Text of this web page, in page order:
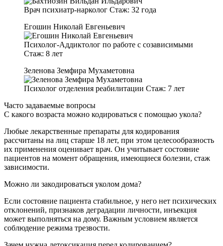
Врач психиатр-нарколог Стаж: 32 года
Егошин Николай Евгеньевич
Психолог-Аддиктолог по работе с созависимыми
Стаж: 8 лет
Зеленова Земфира Мухаметовна
Психолог отделения реабилитации Стаж: 7 лет
Часто задаваемые вопросы
С какого возраста можно кодироваться с помощью укола?
Любые лекарственные препараты для кодирования
рассчитаны на лиц старше 18 лет, при этом целесообразность
их применения оценивает врач. Он учитывает состояние
пациентов на момент обращения, имеющиеся болезни, стаж
зависимости.
Можно ли закодироваться уколом дома?
Если состояние пациента стабильное, у него нет психических
отклонений, признаков деградации личности, инъекция
может выполняться на дому. Важным условием является
соблюдение режима трезвости.